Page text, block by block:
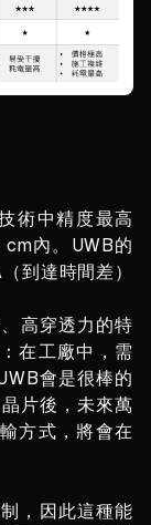
術中精度最高
內。UWB的
到達時間差）
高穿透力的特
在工廠中，需
會是很棒的
片後，未來萬
方式，將會在
，因此這種能